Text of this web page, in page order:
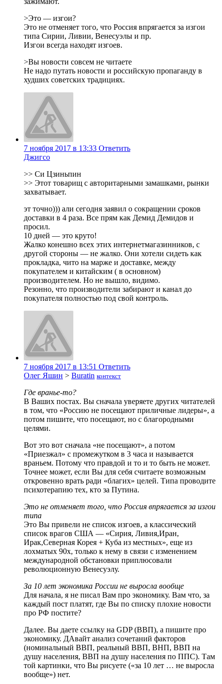
>Это — изгои?
Это не отменяет того, что Россия впрягается за изгои
типа Сирии, Ливии, Венесуэлы и пр.
Изгои всегда находят изгоев.
>Вы новости совсем не читаете
Не надо путать новости и российскую пропаганду в
худших советских традициях.
7 ноября 2017 в 13:33 Ответить
Джигсо
>> Си Цзиньпин
>> Этот товарищ с авторитарными замашками, рынки
захватывает.
эт точно))) али сегодня заявил о сокращении сроков
доставки в 4 раза. Все прям как Демид Демидов и
просил.
10 дней — это круто!
Жалко конешно всех этих интернетмагазинников, с
другой стороны — не жалко. Они хотели сидеть как
прокладка, чито на марже и доставке, между
покупателем и китайским ( в основном)
производителем. Но не вышло, видимо.
Резонно, что производители забирают и канал до
покупателя полностью под свой контроль.
7 ноября 2017 в 13:51 Ответить
Олег Яшин > Buratin контекст
Где вранье-то?
В Ваших постах. Вы сначала уверяете других читателей
в том, что «Россию не посещают приличные лидеры», а
потом пишите, что посещают, но с благородными
целями.
Вот это вот сначала «не посещают», а потом
«Приезжал» с промежутком в 3 часа и называется
враньем. Потому что правдой и то и то быть не может.
Точнее может, если Вы для себя считаете возможным
откровенно врать ради «благих» целей. Типа проводите
психотерапию тех, кто за Путина.
Это не отменяет того, что Россия впрягается за изгои
типа
Это Вы привели не список изгоев, а классический
список врагов США — «Сирия, Ливия,Иран,
Ирак,Северная Корея + Куба из местных», еще из
лохматых 90х, только к нему в связи с изменением
международной обстановки приплюсовали
революционную Венесуэлу.
За 10 лет экономика России не выросла вообще
Для начала, я не писал Вам про экономику. Вам что, за
каждый пост платят, где Вы по списку плохие новости
про РФ постите?
Далее. Вы даете ссылку на GDP (ВВП), а пишите про
экономику. ДАвайт анализ сочетаний факторов
(номинальный ВВП, реальный ВВП, ВНП, ВВП на
душу населения, ВВП на душу населения по ППС). Там
той картинки, что Вы рисуете («за 10 лет … не выросла
вообще») нет.